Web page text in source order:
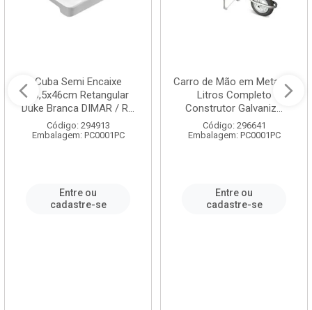
Cuba Semi Encaixe
58,5x46cm Retangular
Duke Branca DIMAR / R...
Código: 294913
Embalagem: PC0001PC
Entre ou
cadastre-se
Carro de Mão em Metal 60
Litros Completo
Construtor Galvaniz...
Código: 296641
Embalagem: PC0001PC
Entre ou
cadastre-se